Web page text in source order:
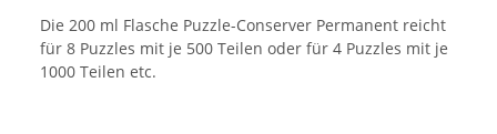
Die 200 ml Flasche Puzzle-Conserver Permanent reicht
für 8 Puzzles mit je 500 Teilen oder für 4 Puzzles mit je
1000 Teilen etc.